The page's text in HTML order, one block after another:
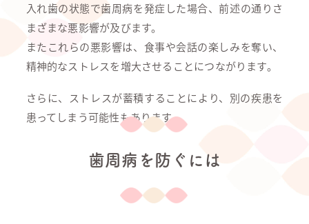
入れ歯の状態で歯周病を発症した場合、前述の通りさ
まざまな悪影響が及びます。
またこれらの悪影響は、食事や会話の楽しみを奪い、
精神的なストレスを増大させることにつながります。
さらに、ストレスが蓄積することにより、別の疾患を
患ってしまう可能性もあります。
歯周病を防ぐには